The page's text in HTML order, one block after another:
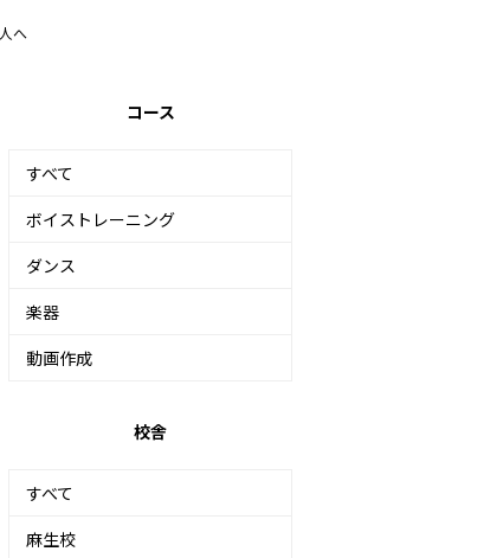
へ
コース
すべて
ボイストレーニング
ダンス
楽器
動画作成
校舎
すべて
麻生校